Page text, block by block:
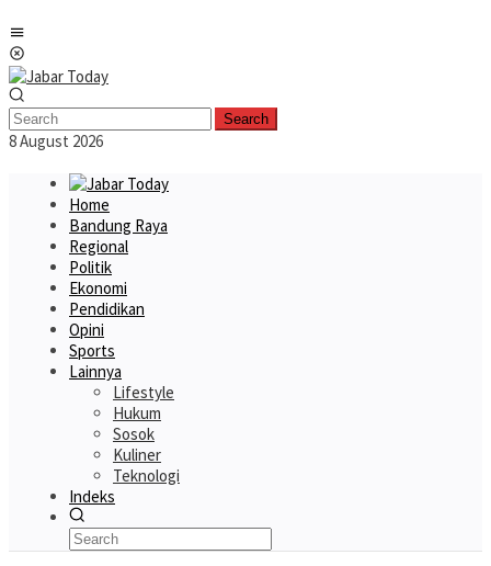
to
content
Search
8 August 2026
Home
Bandung Raya
Regional
Politik
Ekonomi
Pendidikan
Opini
Sports
Lainnya
Lifestyle
Hukum
Sosok
Kuliner
Teknologi
Indeks